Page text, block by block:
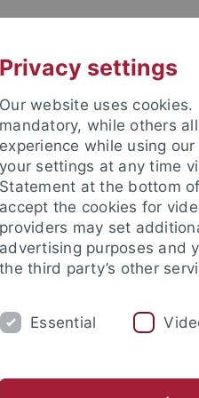
im Ausland Sprachen
Privacy settings
Our website uses cookies.
mandatory, while others
experience while using
your settings at any time
Statement at the bottom
accept the cookies for
providers may set
advertising purposes and
the third party’s other
Essential